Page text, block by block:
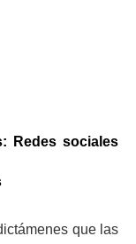
Redes sociales
que las